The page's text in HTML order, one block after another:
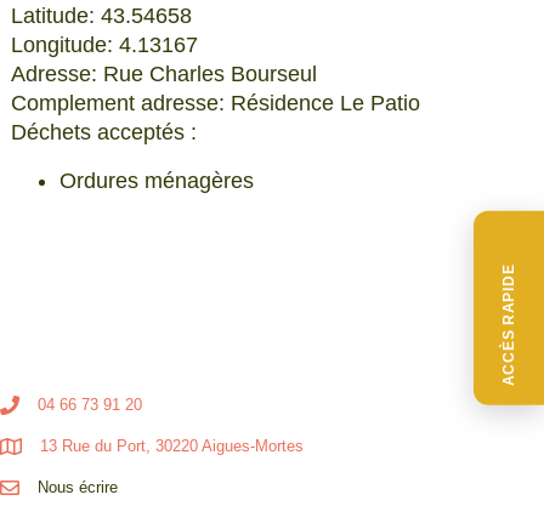
ACCÈS RAPIDE
Latitude: 43.54658
Longitude: 4.13167
Adresse: Rue Charles Bourseul
Complement adresse: Résidence Le Patio
Déchets acceptés :
Ordures ménagères
04 66 73 91 20
13 Rue du Port, 30220 Aigues-Mortes
Nous écrire